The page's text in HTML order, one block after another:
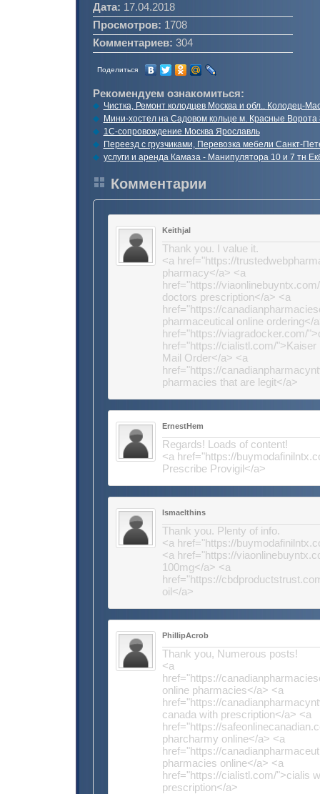
Дата: 17.04.2018
Просмотров: 1708
Комментариев: 304
Поделиться
Рекомендуем ознакомиться:
Чистка, Ремонт колодцев Москва и обл.. Колодец-
Мини-хостел на Садовом кольце м. Красные Ворота
1С-сопровождение Москва Ярославль
Переезд с грузчиками, Перевозка мебели Санкт-
услуги и аренда Камаза - Манипулятора 10 и 7 тн
Комментарии
Keithjal
Thank you. I value it.
<a href="https://
pharmacy</a> <a
href="https://
doctors prescription</a> <a
href="https://
pharmaceutical online ordering</
href="https://viagradocker.com/
href="https://cialistl.com/">Kaiser
Mail Order</a> <a
href="https://
pharmacies that are legit</a>
ErnestHem
Regards! Loads of content!
<a href="https://
Prescribe Provigil</a>
Ismaelthins
Thank you. Plenty of info.
<a href="https://
<a href="https://
100mg</a> <a
href="https://
oil</a>
PhillipAcrob
Thank you, Numerous posts!
<a
href="https://
online pharmacies</a> <a
href="https://
canada with prescription</a> <a
href="https://
pharcharmy online</a> <a
href="https://
pharmacies online</a> <a
href="https://cialistl.com/">cialis
prescription</a>